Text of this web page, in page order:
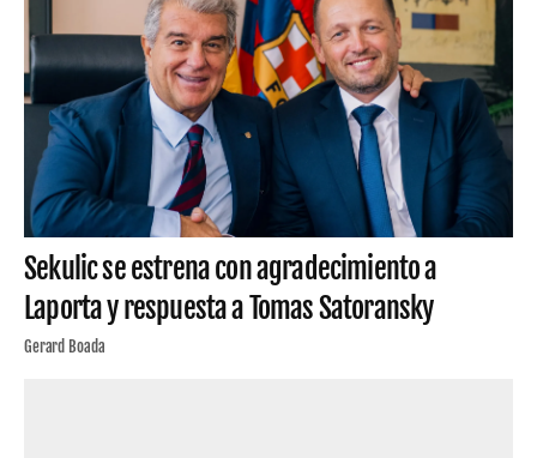
Sekulic se estrena con agradecimiento a
Laporta y respuesta a Tomas Satoransky
Gerard Boada